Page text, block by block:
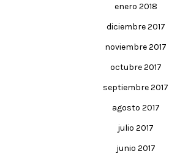
enero 2018
diciembre 2017
noviembre 2017
octubre 2017
septiembre 2017
agosto 2017
julio 2017
junio 2017